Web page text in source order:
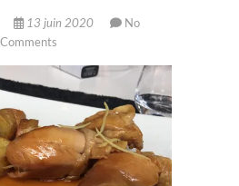
13 juin 2020
No
Comments